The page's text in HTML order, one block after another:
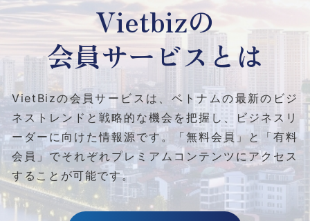
Vietbizの
会員サービスとは
VietBizの会員サービスは、ベトナムの最新のビジ
ネストレンドと戦略的な機会を把握し、ビジネスリ
ーダーに向けた情報源です。
「無料会員」と「有料
会員」でそれぞれプレミアムコンテンツにアクセス
することが可能です。